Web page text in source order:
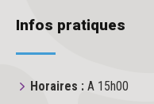
Infos pratiques
Horaires : A 15h00